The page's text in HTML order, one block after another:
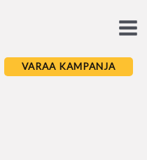
VARAA KAMPANJA